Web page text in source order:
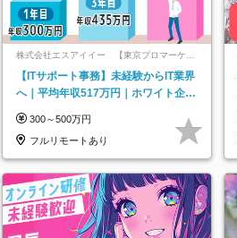
株式会社エスアイイー 【東京プロマーケッ
ト上場】
【ITサポート事務】未経験からIT業界
へ｜平均年収517万円｜ホワイト企業
300～500万円
フルリモートあり